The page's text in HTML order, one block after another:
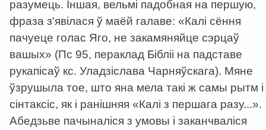
разумець. Іншая, вельмі падобная на першую,
фраза з'явілася ў маёй галаве: «Калі сёння
пачуеце голас Яго, не закамяняйце сэрцаў
вашых» (Пс 95, пераклад Бібліі на падставе
рукапісаў кс. Уладзіслава Чарняўскага). Мяне
ўзрушыла тое, што яна мела такі ж самы рытм і
сінтаксіс, як і ранішняя «Калі з першага разу...».
Абедзьве пачыналіся з умовы і заканчваліся